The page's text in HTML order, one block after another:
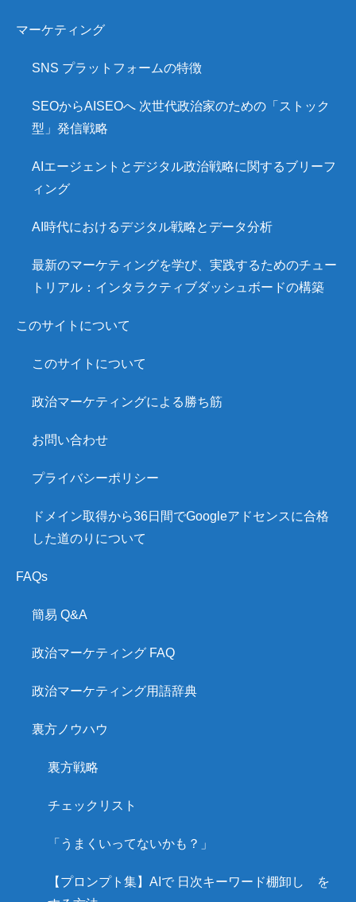
マーケティング
SNS プラットフォームの特徴
SEOからAISEOへ 次世代政治家のための「ストック
型」発信戦略
AIエージェントとデジタル政治戦略に関するブリーフ
ィング
AI時代におけるデジタル戦略とデータ分析
最新のマーケティングを学び、実践するためのチュー
トリアル：インタラクティブダッシュボードの構築
このサイトについて
このサイトについて
政治マーケティングによる勝ち筋
お問い合わせ
プライバシーポリシー
ドメイン取得から36日間でGoogleアドセンスに合格
した道のりについて
FAQs
簡易 Q&A
政治マーケティング FAQ
政治マーケティング用語辞典
裏方ノウハウ
裏方戦略
チェックリスト
「うまくいってないかも？」
【プロンプト集】AIで 日次キーワード棚卸し を